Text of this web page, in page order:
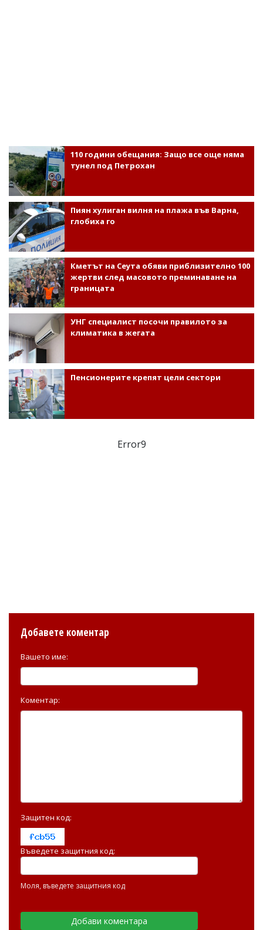
110 години обещания: Защо все още няма
тунел под Петрохан
Пиян хулиган вилня на плажа във Варна,
глобиха го
Кметът на Сеута обяви приблизително 100
жертви след масовото преминаване на
границата
УНГ специалист посочи правилото за
климатика в жегата
Пенсионерите крепят цели сектори
Error9
Добавете коментар
Вашето име:
Коментар:
Защитен код:
Въведете защитния код:
Моля, въведете защитния код